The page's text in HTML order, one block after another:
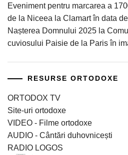
Eveniment pentru marcarea a
de la Niceea la Clamart în data
Nașterea Domnului 2025 la
cuviosului Paisie de la Paris în
RESURSE ORTODOXE
ORTODOX TV
Site-uri ortodoxe
VIDEO - Filme ortodoxe
AUDIO - Cântări duhovnicești
RADIO LOGOS